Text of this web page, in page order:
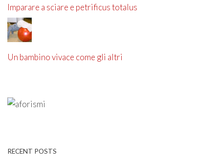
Imparare a sciare e petrificus totalus
Un bambino vivace come gli altri
RECENT POSTS